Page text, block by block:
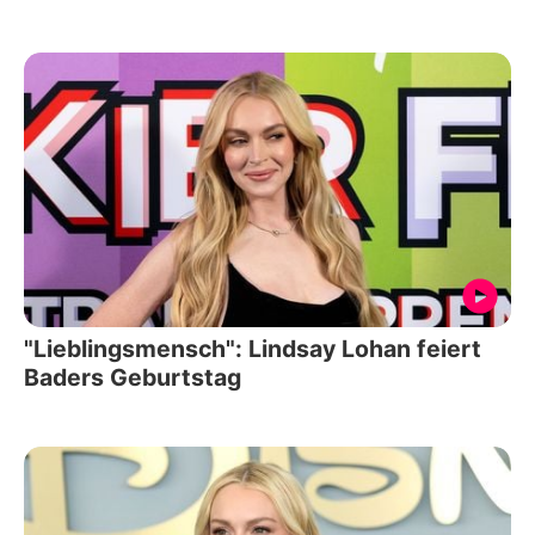
"Lieblingsmensch": Lindsay Lohan feiert
Baders Geburtstag